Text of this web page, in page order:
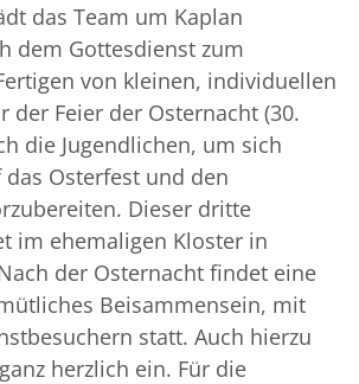
das Team um Kaplan
dem Gottesdienst zum
von kleinen, individuellen
der Feier der Osternacht (30.
die Jugendlichen, um sich
Osterfest und den
Dieser dritte
im ehemaligen Kloster in
der Osternacht findet eine
Beisammensein, mit
statt. Auch hierzu
herzlich ein. Für die